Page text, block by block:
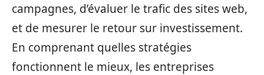
campagnes, d’évaluer le trafic des sites web,
et de mesurer le retour sur investissement.
En comprenant quelles stratégies
fonctionnent le mieux, les entreprises